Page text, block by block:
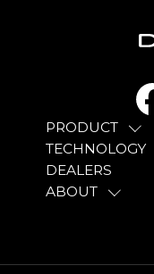
PRODUCT
TECHNOLOGY
DEALERS
ABOUT